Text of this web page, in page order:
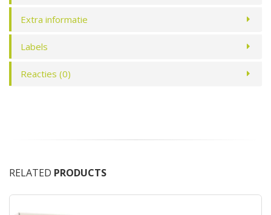
Extra informatie
Labels
Reacties (0)
RELATED PRODUCTS